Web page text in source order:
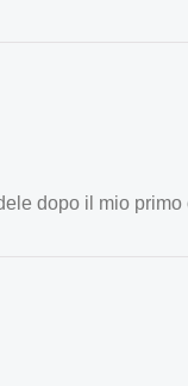
dopo il mio primo